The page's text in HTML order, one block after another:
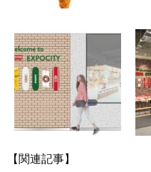
【関連記事】